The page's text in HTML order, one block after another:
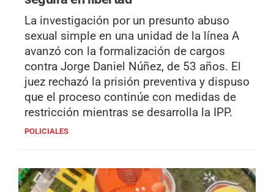
La investigación por un presunto abuso
sexual simple en una unidad de la línea A
avanzó con la formalización de cargos
contra Jorge Daniel Núñez, de 53 años. El
juez rechazó la prisión preventiva y dispuso
que el proceso continúe con medidas de
restricción mientras se desarrolla la IPP.
POLICIALES